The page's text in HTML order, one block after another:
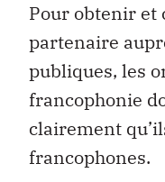
Pour obtenir et
partenaire
publiques, les
francophonie
clairement
francophones.